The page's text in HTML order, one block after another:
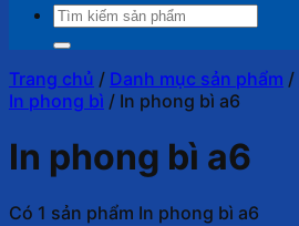
Tìm
kiếm:
Trang chủ / Danh mục sản phẩm /
In phong bì / In phong bì a6
In phong bì a6
Có 1 sản phẩm In phong bì a6